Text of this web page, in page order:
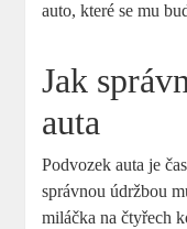
auto, které se mu
Jak
auta
Podvozek auta je
správnou údržbou
miláčka na čtyřech